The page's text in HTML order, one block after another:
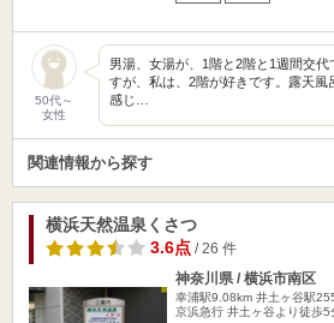
50代～
女性
男湯、女湯が、1階と2階と1週間交
すが、私は、2階が好きです。露天風
感じ…
関連情報から探す
横浜天然温泉くさつ
3.6点/ 26 件
神奈川県 / 横浜市南区
幸浦駅9.08km 井土ヶ谷駅
京浜急行 井土ヶ谷より徒歩5